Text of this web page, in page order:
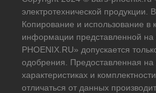
электротехнической продукции.
Копирование и использование в
информации представленной на
PHOENIX.RU» допускается
одобрения. Предоставленная
характеристиках и
отличаться от данных